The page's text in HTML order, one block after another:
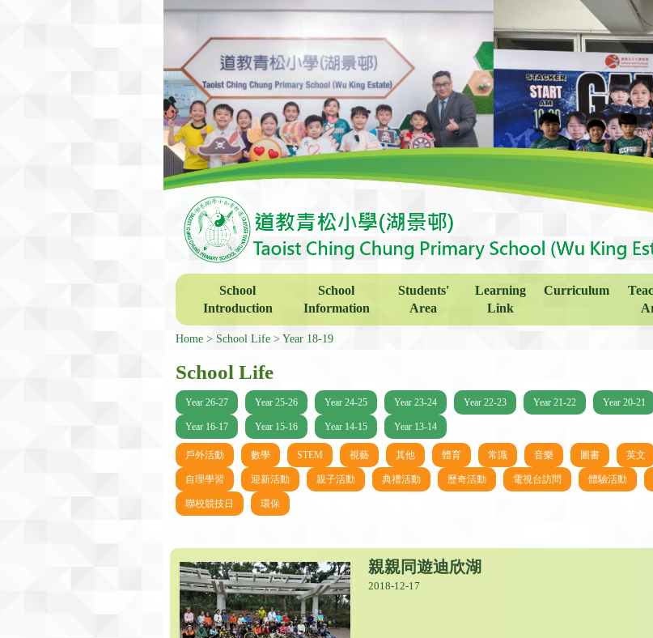
School
Introduction
School
Information
Students'
Area
Learning
Link
Curriculum
Home School Life Year 18-19
School Life
Year 26-27 Year 25-26 Year 24-25 Year 23-24 Year 22-23 Year 21-22 Year 20-21
Year 16-17 Year 15-16 Year 14-15 Year 13-14
戶外活動 數學 STEM 視藝 其他 體育 常識 音樂 圖書 英文
自理學習 迎新活動 親子活動 典禮活動 歷奇活動 電視台訪問 體驗活動
聯校競技日 環保
親親同遊迪欣湖
2018-12-17